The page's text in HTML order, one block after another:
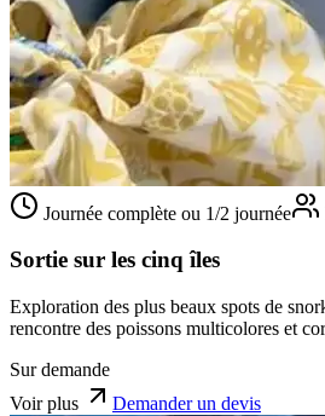
Journée complète ou 1/2 journée
Sortie sur les cinq îles
Exploration des plus beaux spots de
rencontre des poissons multicolores et
Sur demande
Voir plus
Demander un devis